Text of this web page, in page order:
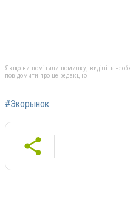
Якщо ви помітили помилку, виділіть
повідомити про це редакцію
#Экорынок